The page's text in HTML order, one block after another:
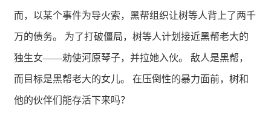
而，以某个事件为导火索，黑帮组织让树等人背上了两千
万的债务。 为了打破僵局，树等人计划接近黑帮老大的
独生女——勅使河原琴子，并拉她入伙。 敌人是黑帮，
而目标是黑帮老大的女儿。 在压倒性的暴力面前，树和
他的伙伴们能存活下来吗？